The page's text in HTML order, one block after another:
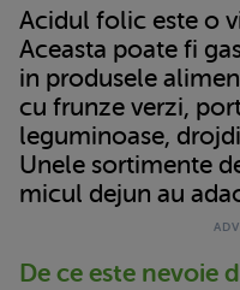
Acidul folic este o
Aceasta poate fi
in produsele
cu frunze verzi,
leguminoase,
Unele sortimente
micul dejun au
De ce este nevoie